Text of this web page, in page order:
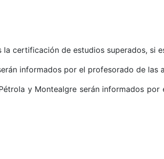
certificación de estudios superados, si
informados por el profesorado de las
y Montealgre serán informados